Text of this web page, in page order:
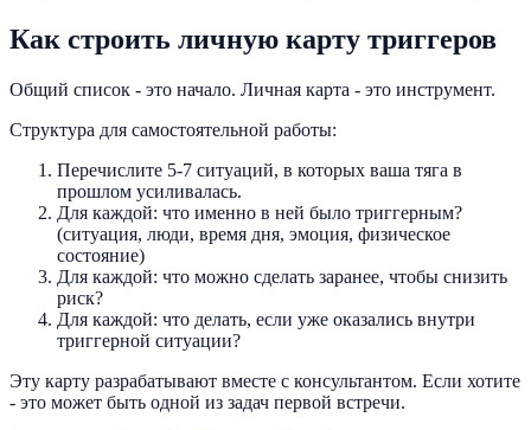
Как строить личную карту триггеров
Общий список - это начало. Личная карта - это инструмент.
Структура для самостоятельной работы:
Перечислите 5-7 ситуаций, в которых ваша тяга в
прошлом усиливалась.
Для каждой: что именно в ней было триггерным?
(ситуация, люди, время дня, эмоция, физическое
состояние)
Для каждой: что можно сделать заранее, чтобы снизить
риск?
Для каждой: что делать, если уже оказались внутри
триггерной ситуации?
Эту карту разрабатывают вместе с консультантом. Если хотите
- это может быть одной из задач первой встречи.